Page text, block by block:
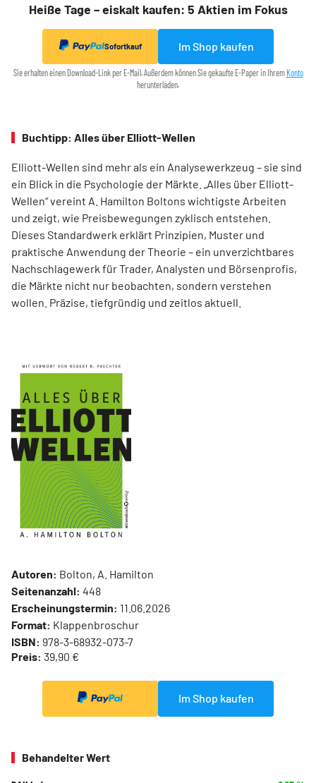
Heiße Tage – eiskalt kaufen: 5 Aktien im Fokus
Sofortkauf Im Shop kaufen
Sie erhalten einen Download-Link per E-Mail. Außerdem können Sie gekaufte E-Paper in IhremKonto
herunterladen.
Buchtipp: Alles über Elliott-Wellen
Elliott-Wellen sind mehr als ein Analysewerkzeug – sie sind
ein Blick in die Psychologie der Märkte. „Alles über Elliott-
Wellen“ vereint A. Hamilton Boltons wichtigste Arbeiten
und zeigt, wie Preisbewegungen zyklisch entstehen.
Dieses Standardwerk erklärt Prinzipien, Muster und
praktische Anwendung der Theorie – ein unverzichtbares
Nachschlagewerk für Trader, Analysten und Börsenprofis,
die Märkte nicht nur beobachten, sondern verstehen
wollen. Präzise, tiefgründig und zeitlos aktuell.
Autoren: Bolton, A. Hamilton
Seitenanzahl: 448
Erscheinungstermin: 11.06.2026
Format: Klappenbroschur
ISBN: 978-3-68932-073-7
Preis: 39,90 €
Im Shop kaufen
Behandelter Wert